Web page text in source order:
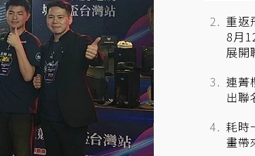
重返
8月
展開
連菁
出聯
耗時
畫帶